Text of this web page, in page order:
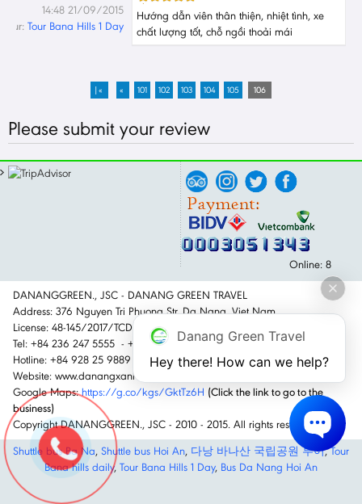
Hướng dẫn viên thân thiện, nhiệt tình, xe
chất lượng tốt, chỗ ngồi thoải mái
14:48 21/09/2015
Tour: Tour Bana Hills 1 Day
|« « 101 102 103 104 105 106
Please submit your review
Online: 8
DANANGGREEN., JSC - DANANG GREEN TRAVEL
Address: 376 Nguyen Tri Phuong Str, Da Nang, Viet Nam
License: 48-145/2017/TCDL-GPLHQT
Tel: +84 236 247 5555 - +84 236 650 6789
Hotline: +84 928 25 9889
Website: www.danangxanh.com.vn - www.dananggreen.com
Google Maps:https://g.co/kgs/GktTz6H (Click the link to go to the
business)
Copyright DANANGGREEN., JSC - 2010 - 2015. All rights reserved.
Shuttle bus Ba Na, Shuttle bus Hoi An, 다낭 바나산 국립공원 투어,Tour
Bana hills daily, Tour Bana Hills 1 Day, Bus Da Nang Hoi An
Danang Green Travel
Hey there! How can we help?